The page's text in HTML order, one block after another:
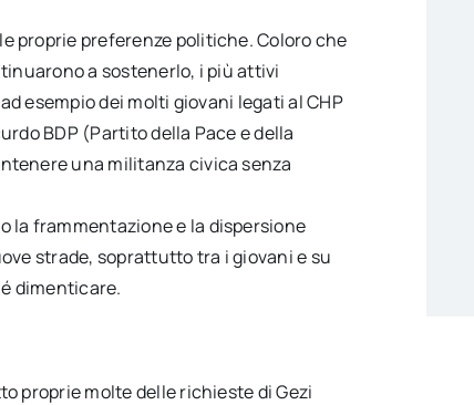
proprie preferenze politiche. Coloro che
a sostenerlo, i più attivi
esempio dei molti giovani legati al CHP
BDP (Partito della Pace e della
una militanza civica senza
la frammentazione e la dispersione
strade, soprattutto tra i giovani e su
dimenticare.
proprie molte delle richieste di Gezi